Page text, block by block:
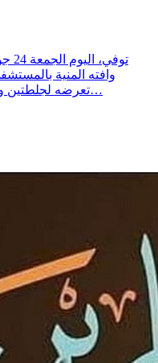
وافته المنية
تعرضه لجلطتين وفقا لما نقله نجله أحمد العوني لتنطفئ…